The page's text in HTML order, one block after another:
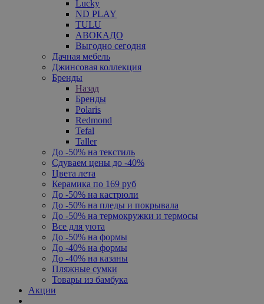
Lucky
ND PLAY
TULU
АВОКАДО
Выгодно сегодня
Дачная мебель
Джинсовая коллекция
Бренды
Назад
Бренды
Polaris
Redmond
Tefal
Taller
До -50% на текстиль
Сдуваем цены до -40%
Цвета лета
Керамика по 169 руб
До -50% на кастрюли
До -50% на пледы и покрывала
До -50% на термокружки и термосы
Все для уюта
До -50% на формы
До -40% на формы
До -40% на казаны
Пляжные сумки
Товары из бамбука
Акции